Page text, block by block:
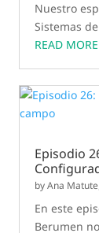
Nuestro
Sistemas
READ MORE
Episodio
byAna Matute
En este
Berumen